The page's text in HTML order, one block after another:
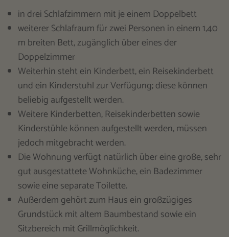
in drei Schlafzimmern mit je einem Doppelbett
weiterer Schlafraum für zwei Personen in einem 1,40
m breiten Bett, zugänglich über eines der
Doppelzimmer
Weiterhin steht ein Kinderbett, ein Reisekinderbett
und ein Kinderstuhl zur Verfügung; diese können
beliebig aufgestellt werden.
Weitere Kinderbetten, Reisekinderbetten sowie
Kinderstühle können aufgestellt werden, müssen
jedoch mitgebracht werden.
Die Wohnung verfügt natürlich über eine große, sehr
gut ausgestattete Wohnküche, ein Badezimmer
sowie eine separate Toilette.
Außerdem gehört zum Haus ein großzügiges
Grundstück mit altem Baumbestand sowie ein
Sitzbereich mit Grillmöglichkeit.